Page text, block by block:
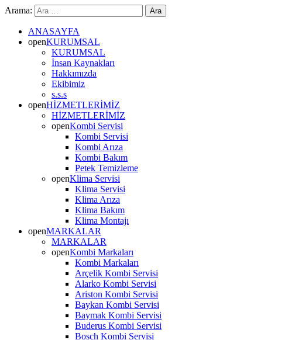
Arama:
ANASAYFA
openKURUMSAL
KURUMSAL
İnsan Kaynakları
Hakkımızda
Ekibimiz
s.s.s
openHİZMETLERİMİZ
HİZMETLERİMİZ
openKombi Servisi
Kombi Servisi
Kombi Arıza
Kombi Bakım
Petek Temizleme
openKlima Servisi
Klima Servisi
Klima Arıza
Klima Bakım
Klima Montajı
openMARKALAR
MARKALAR
openKombi Markaları
Kombi Markaları
Arçelik Kombi Servisi
Alarko Kombi Servisi
Ariston Kombi Servisi
Baykan Kombi Servisi
Baymak Kombi Servisi
Buderus Kombi Servisi
Bosch Kombi Servisi